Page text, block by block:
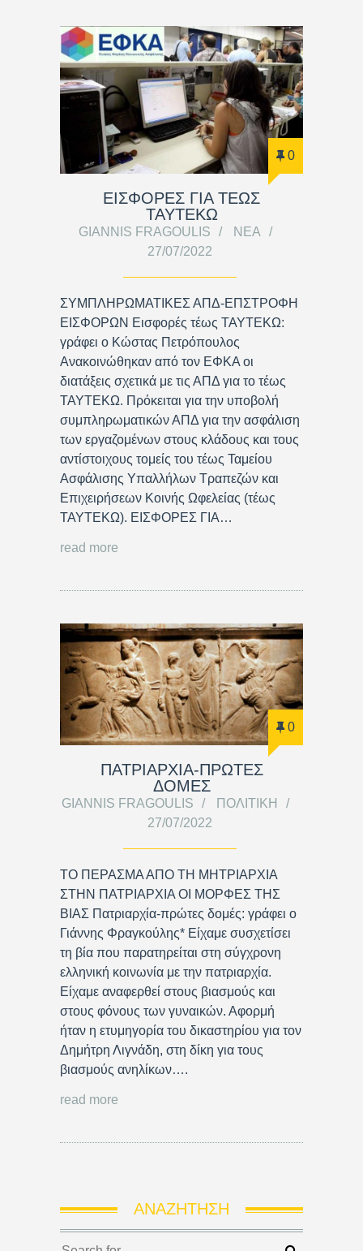
0
ΕΙΣΦΟΡΕΣ ΓΙΑ ΤΕΩΣ
ΤΑΥΤΕΚΩ
GIANNIS FRAGOULIS
ΝΈΑ
27/07/2022
ΣΥΜΠΛΗΡΩΜΑΤΙΚΕΣ ΑΠΔ-ΕΠΣΤΡΟΦΗ
ΕΙΣΦΟΡΩΝ Εισφορές τέως ΤΑΥΤΕΚΩ:
γράφει ο Κώστας Πετρόπουλος
Ανακοινώθηκαν από τον ΕΦΚΑ οι
διατάξεις σχετικά με τις ΑΠΔ για το τέως
ΤΑΥΤΕΚΩ. Πρόκειται για την υποβολή
συμπληρωματικών ΑΠΔ για την ασφάλιση
των εργαζομένων στους κλάδους και τους
αντίστοιχους τομείς του τέως Ταμείου
Ασφάλισης Υπαλλήλων Τραπεζών και
Επιχειρήσεων Κοινής Ωφελείας (τέως
ΤΑΥΤΕΚΩ). ΕΙΣΦΟΡΕΣ ΓΙΑ…
read more
0
ΠΑΤΡΙΑΡΧΙΑ-ΠΡΩΤΕΣ
ΔΟΜΕΣ
GIANNIS FRAGOULIS
ΠΟΛΙΤΙΚΉ
27/07/2022
ΤΟ ΠΕΡΑΣΜΑ ΑΠΟ ΤΗ ΜΗΤΡΙΑΡΧΙΑ
ΣΤΗΝ ΠΑΤΡΙΑΡΧΙΑ ΟΙ ΜΟΡΦΕΣ ΤΗΣ
ΒΙΑΣ Πατριαρχία-πρώτες δομές: γράφει ο
Γιάννης Φραγκούλης* Είχαμε συσχετίσει
τη βία που παρατηρείται στη σύγχρονη
ελληνική κοινωνία με την πατριαρχία.
Είχαμε αναφερθεί στους βιασμούς και
στους φόνους των γυναικών. Αφορμή
ήταν η ετυμηγορία του δικαστηρίου για τον
Δημήτρη Λιγνάδη, στη δίκη για τους
βιασμούς ανηλίκων….
read more
ΑΝΑΖΉΤΗΣΗ